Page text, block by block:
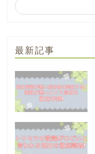
最新記事